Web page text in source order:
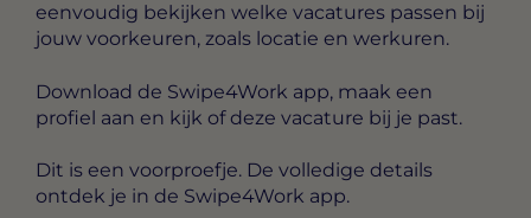
eenvoudig bekijken welke vacatures passen bij
jouw voorkeuren, zoals locatie en werkuren.
Download de Swipe4Work app, maak een
profiel aan en kijk of deze vacature bij je past.
Dit is een voorproefje. De volledige details
ontdek je in de Swipe4Work app.